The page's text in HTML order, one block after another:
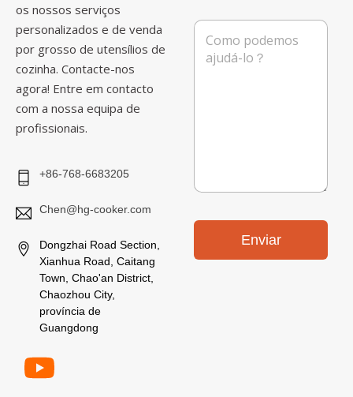
os nossos serviços
personalizados e de venda
por grosso de utensílios de
cozinha. Contacte-nos
agora! Entre em contacto
com a nossa equipa de
profissionais.
+86-768-6683205
Chen@hg-cooker.com
Dongzhai Road Section,
Xianhua Road, Caitang
Town, Chao'an District,
Chaozhou City,
província de
Guangdong
e
c
f
o
n
M
Enviar